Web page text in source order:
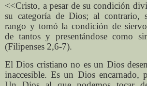
<<Cristo, a pesar de su condición
su categoría de Dios; al contrario,
rango y tomó la condición de
de tantos y presentándose como
(Filipenses 2,6-7).
El Dios cristiano no es un Dios
inaccesible. Es un Dios encarnado,